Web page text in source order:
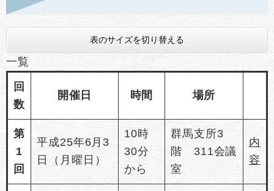
表のサイズを切り替える
一覧
回
数
開催日 時間 場所
第
1
回
平成25年6月3
日（月曜日）
10時
30分
から
群馬支所3
階 311会議
室
内
容